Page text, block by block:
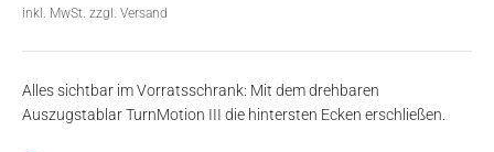
inkl. MwSt. zzgl. Versand
Alles sichtbar im Vorratsschrank: Mit dem drehbaren
Auszugstablar TurnMotion III die hintersten Ecken erschließen.